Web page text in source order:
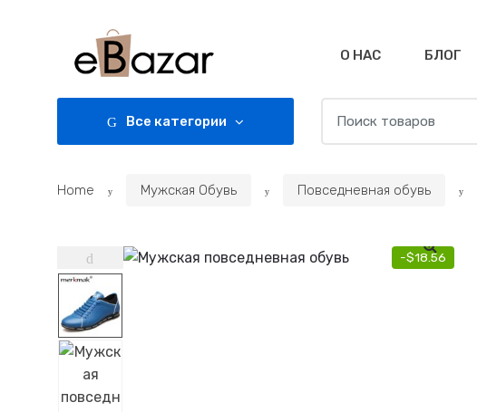
О НАС БЛОГ
Все категории
for:
Home Мужская Обувь Повседневная обувь
-$18.56
🔍